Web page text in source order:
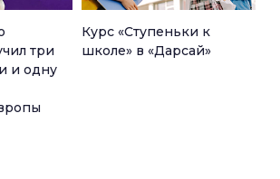
три
и одну
Курс «Ступеньки к
школе» в «Дарсай»